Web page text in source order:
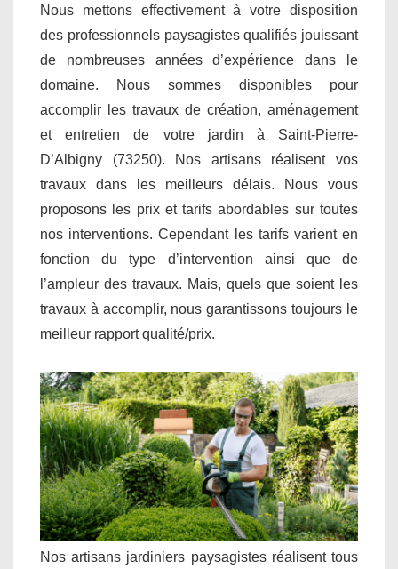
Nous mettons effectivement à votre disposition
des professionnels paysagistes qualifiés jouissant
de nombreuses années d’expérience dans le
domaine. Nous sommes disponibles pour
accomplir les travaux de création, aménagement
et entretien de votre jardin à Saint-Pierre-
D’Albigny (73250). Nos artisans réalisent vos
travaux dans les meilleurs délais. Nous vous
proposons les prix et tarifs abordables sur toutes
nos interventions. Cependant les tarifs varient en
fonction du type d’intervention ainsi que de
l’ampleur des travaux. Mais, quels que soient les
travaux à accomplir, nous garantissons toujours le
meilleur rapport qualité/prix.
Nos artisans jardiniers paysagistes réalisent tous